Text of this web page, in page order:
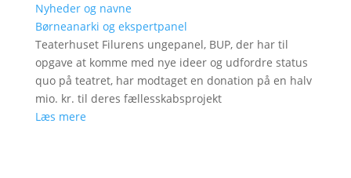
Nyheder og navne
Børneanarki og ekspertpanel
Teaterhuset Filurens ungepanel, BUP, der har til
opgave at komme med nye ideer og udfordre status
quo på teatret, har modtaget en donation på en halv
mio. kr. til deres fællesskabsprojekt
Læs mere